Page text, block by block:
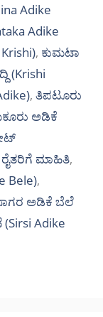
Adike
Adike
, ಕುಮಟಾ
(Krishi
, ತಿಪಟೂರು
ಅಡಿಕೆ
ರೈತರಿಗೆ ಮಾಹಿತಿ,
Bele),
ಅಡಿಕೆ ಬೆಲೆ
Adike